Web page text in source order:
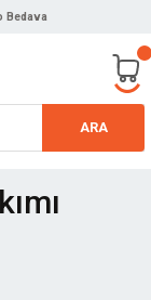
Bedava
ARA